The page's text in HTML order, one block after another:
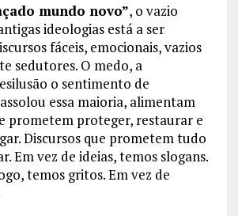
mundo novo”, o vazio
ideologias está a ser
fáceis, emocionais, vazios
sedutores. O medo, a
o sentimento de
essa maioria, alimentam
prometem proteger, restaurar e
Discursos que prometem tudo
Em vez de ideias, temos slogans.
temos gritos. Em vez de